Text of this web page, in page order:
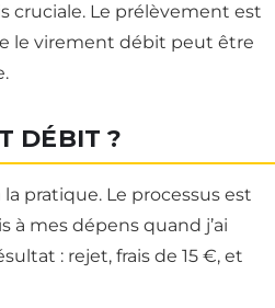
cruciale. Le prélèvement est
le virement débit peut être
DÉBIT ?
pratique. Le processus est
à mes dépens quand j’ai
: rejet, frais de 15 €, et